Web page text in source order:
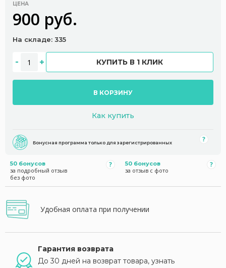
ЦЕНА
900 руб.
На складе: 335
КУПИТЬ В 1 КЛИК
В КОРЗИНУ
Как купить
Бонусная программа только для зарегистрированных
50 бонусов
за подробный отзыв
без фото
50 бонусов
за отзыв с фото
Удобная оплата при получении
Гарантия возврата
До 30 дней на возврат товара, узнать